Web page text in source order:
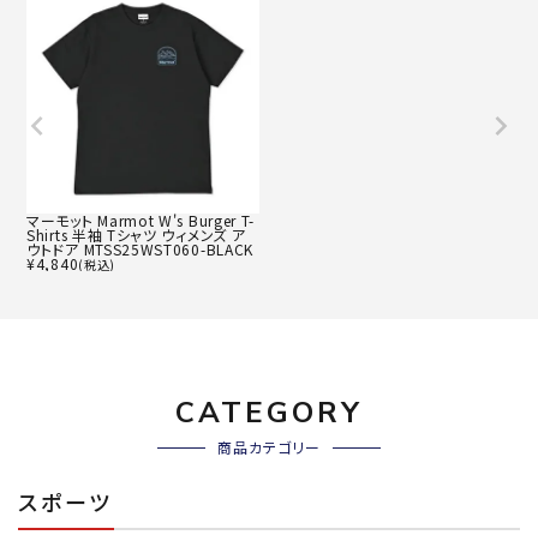
マーモット Marmot W's Burger T-
Shirts 半袖 Tシャツ ウィメンズ ア
ウトドア MTSS25WST060-BLACK
¥4,840(税込)
CATEGORY
商品カテゴリー
スポーツ